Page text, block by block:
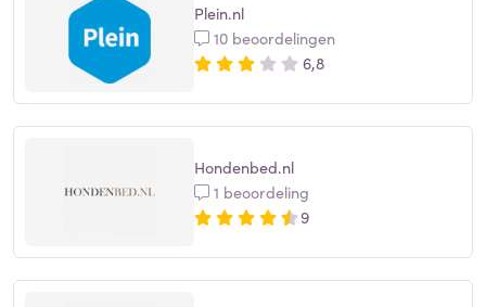
Plein.nl
10 beoordelingen
6,8
Hondenbed.nl
1 beoordeling
9